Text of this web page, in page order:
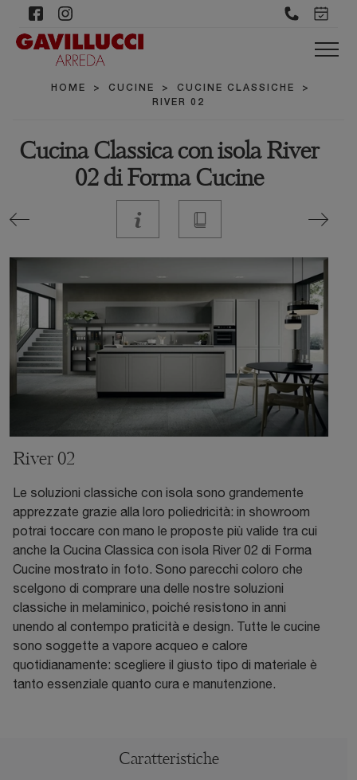
HOME > CUCINE > CUCINE CLASSICHE
>
RIVER 02
Cucina Classica con isola River
02 di Forma Cucine
River 02
Le soluzioni classiche con isola sono grandemente
apprezzate grazie alla loro poliedricità: in showroom
potrai toccare con mano le proposte più valide tra cui
anche la Cucina Classica con isola River 02 di Forma
Cucine mostrato in foto. Sono parecchi coloro che
scelgono di comprare una delle nostre soluzioni
classiche in melaminico, poiché resistono in anni
unendo al contempo praticità e design. Tutte le cucine
sono soggette a vapore acqueo e calore
quotidianamente: scegliere il giusto tipo di materiale è
tanto essenziale quanto cura e manutenzione.
Caratteristiche